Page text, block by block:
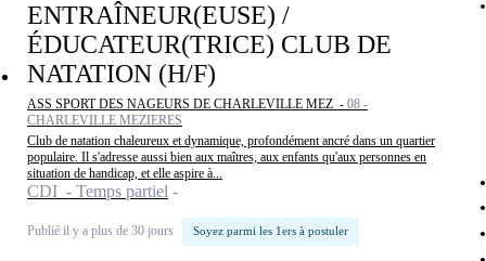
ENTRAÎNEUR(EUSE) /
ÉDUCATEUR(TRICE) CLUB DE
NATATION (H/F)
ASS SPORT DES NAGEURS DE CHARLEVILLE MEZ - 08 -
CHARLEVILLE MEZIERES
Club de natation chaleureux et dynamique, profondément ancré dans un quartier
populaire. Il s'adresse aussi bien aux maîtres, aux enfants qu'aux personnes en
situation de handicap, et elle aspire à...
CDI - Temps partiel
Publié il y a plus de 30 jours Soyez parmi les 1ers à postuler